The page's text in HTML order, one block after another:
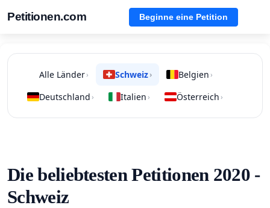
Petitionen.com Beginne eine Petition
Alle Länder› Schweiz› Belgien ›
Deutschland › Italien › Österreich ›
Die beliebtesten Petitionen 2020 -
Schweiz